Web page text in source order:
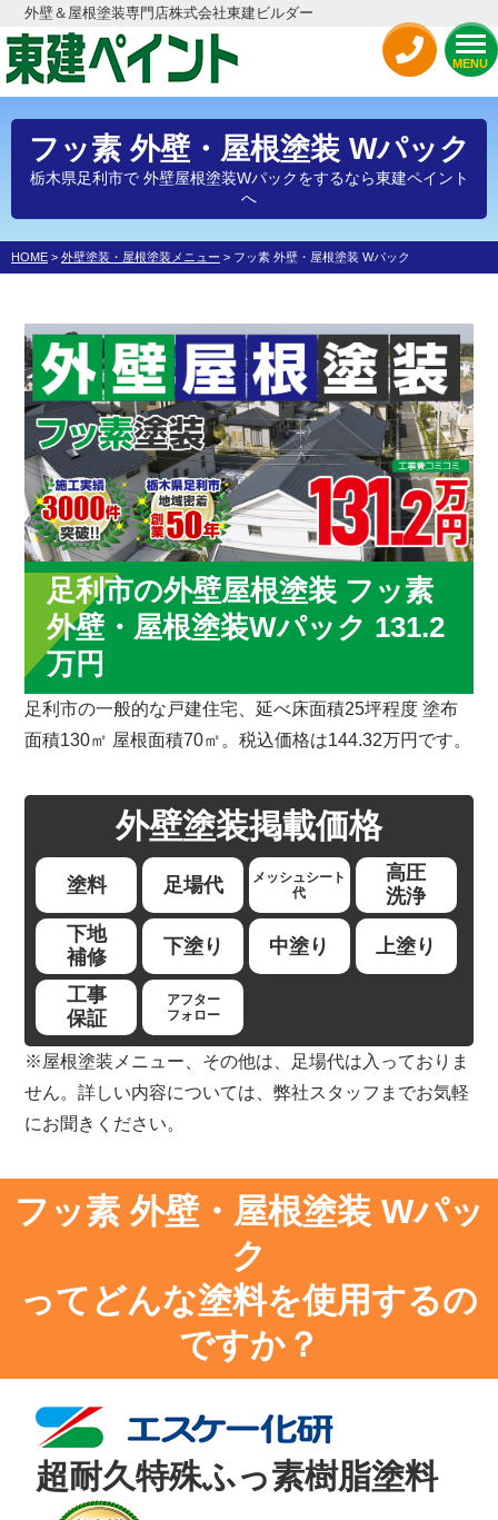
外壁＆屋根塗装専門店株式会社東建ビルダー
MENU
フッ素 外壁・屋根塗装 Wパック
栃木県足利市で 外壁屋根塗装Wパックをするなら東建ペイント
へ
HOME > 外壁塗装・屋根塗装メニュー > フッ素 外壁・屋根塗装 Wパック
足利市の外壁屋根塗装 フッ素
外壁・屋根塗装Wパック 131.2
万円
足利市の一般的な戸建住宅、延べ床面積25坪程度 塗布
面積130㎡ 屋根面積70㎡。税込価格は144.32万円です。
外壁塗装掲載価格
塗料 足場代
メッシュシート
代
高圧
洗浄
下地
補修
下塗り 中塗り 上塗り
工事
保証
アフター
フォロー
※屋根塗装メニュー、その他は、足場代は入っておりま
せん。詳しい内容については、弊社スタッフまでお気軽
にお聞きください。
フッ素 外壁・屋根塗装 Wパッ
ク
ってどんな塗料を使用するの
ですか？
超耐久特殊ふっ素樹脂塗料